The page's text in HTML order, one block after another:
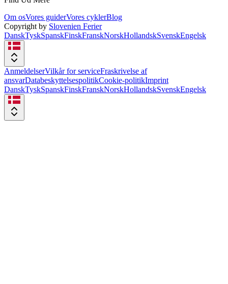
Om osVores guiderVores cyklerBlog
Copyright by Slovenien Ferier
DanskTyskSpanskFinskFranskNorskHollandskSvenskEngelsk
AnmeldelserVilkår for serviceFraskrivelse af
ansvarDatabeskyttelsespolitikCookie-politikImprint
DanskTyskSpanskFinskFranskNorskHollandskSvenskEngelsk